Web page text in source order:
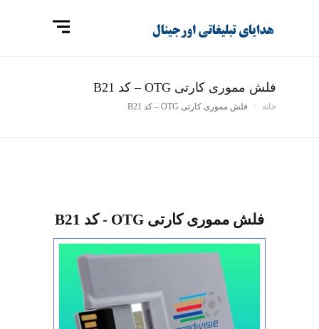
فلش مموری کارتی OTG – کد B21
خانه فلش مموری کارتی OTG – کد B21
فلش مموری کارتی OTG - کد B21